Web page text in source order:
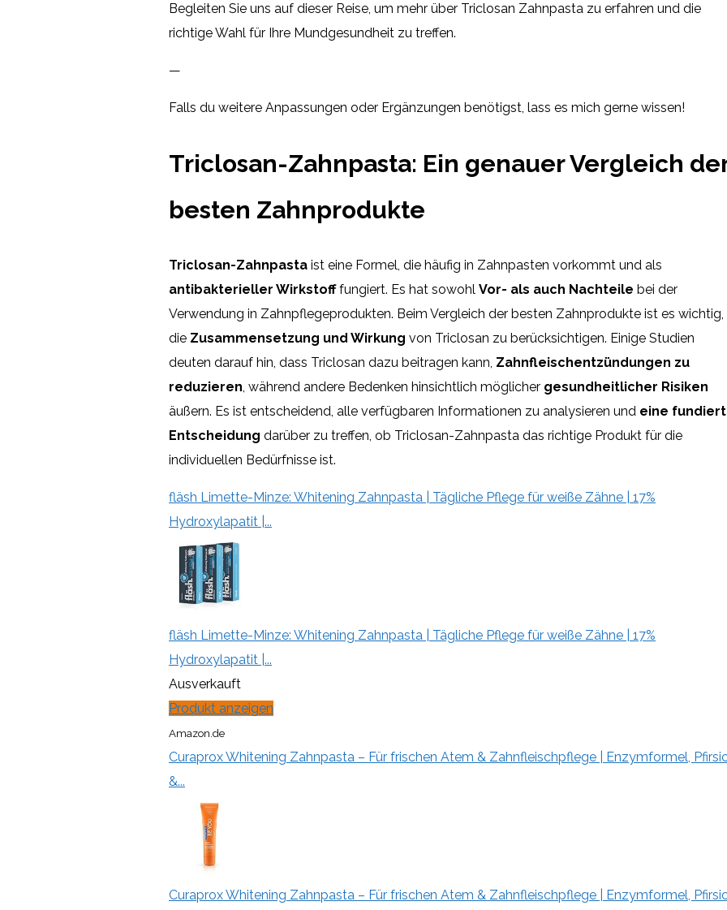
Begleiten Sie uns auf dieser Reise, um mehr über Triclosan Zahnpasta zu erfahren und die
richtige Wahl für Ihre Mundgesundheit zu treffen.
—
Falls du weitere Anpassungen oder Ergänzungen benötigst, lass es mich gerne wissen!
Triclosan-Zahnpasta: Ein genauer Vergleich
besten Zahnprodukte
Triclosan-Zahnpasta ist eine Formel, die häufig in Zahnpasten vorkommt und als
antibakterieller Wirkstofffungiert. Es hat sowohl Vor- als auch Nachteile bei der
Verwendung in Zahnpflegeprodukten. Beim Vergleich der besten Zahnprodukte ist es wichtig,
die Zusammensetzung und Wirkung von Triclosan zu berücksichtigen. Einige Studien
deuten darauf hin, dass Triclosan dazu beitragen kann, Zahnfleischentzündungen zu
reduzieren , während andere Bedenken hinsichtlich möglicher gesundheitlicher Risiken
äußern. Es ist entscheidend, alle verfügbaren Informationen zu analysieren und eine
Entscheidung darüber zu treffen, ob Triclosan-Zahnpasta das richtige Produkt für die
individuellen Bedürfnisse ist.
fläsh Limette-Minze: Whitening Zahnpasta | Tägliche Pflege für weiße Zähne | 17%
Hydroxylapatit |...
fläsh Limette-Minze: Whitening Zahnpasta | Tägliche Pflege für weiße Zähne | 17%
Hydroxylapatit |...
Ausverkauft
Produkt anzeigen
Amazon.de
Curaprox Whitening Zahnpasta – Für frischen Atem & Zahnfleischpflege | Enzymformel,
&...
Curaprox Whitening Zahnpasta – Für frischen Atem & Zahnfleischpflege | Enzymformel,